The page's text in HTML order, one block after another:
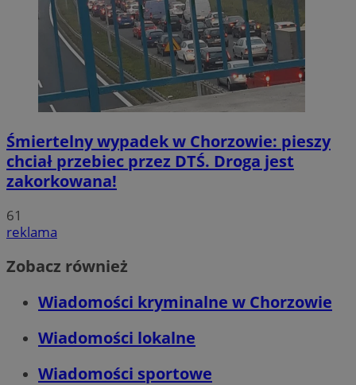
Śmiertelny wypadek w Chorzowie: pieszy
chciał przebiec przez DTŚ. Droga jest
zakorkowana!
61
reklama
Zobacz również
Wiadomości kryminalne w Chorzowie
Wiadomości lokalne
Wiadomości sportowe